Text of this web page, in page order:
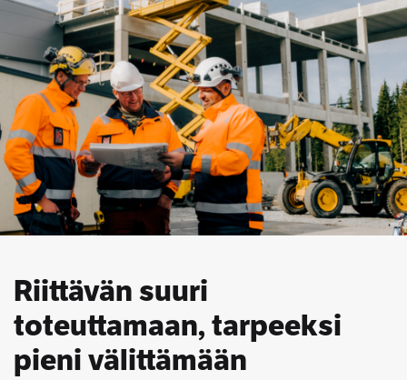
Riittävän suuri
toteuttamaan, tarpeeksi
pieni välittämään